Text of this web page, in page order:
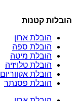
הובלות קטנות
הובלת ארון
הובלת ספה
הובלת מיטה
הובלת טלויזיה
הובלת אקווריום
הובלת פסנתר